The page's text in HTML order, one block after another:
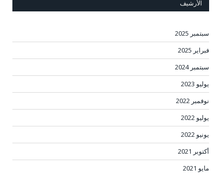
الأرشيف
سبتمبر 2025
فبراير 2025
سبتمبر 2024
يوليو 2023
نوفمبر 2022
يوليو 2022
يونيو 2022
أكتوبر 2021
مايو 2021